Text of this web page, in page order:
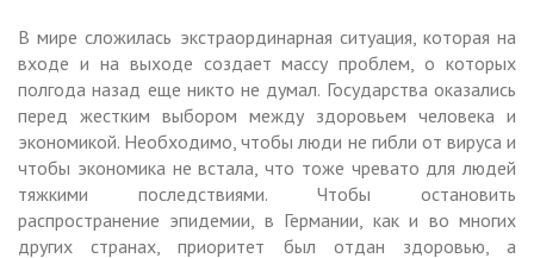
В мире сложилась экстраординарная ситуация, которая на
входе и на выходе создает массу проблем, о которых
полгода назад еще никто не думал. Государства оказались
перед жестким выбором между здоровьем человека и
экономикой. Необходимо, чтобы люди не гибли от вируса и
чтобы экономика не встала, что тоже чревато для людей
тяжкими последствиями. Чтобы остановить
распространение эпидемии, в Германии, как и во многих
других странах, приоритет был отдан здоровью, а